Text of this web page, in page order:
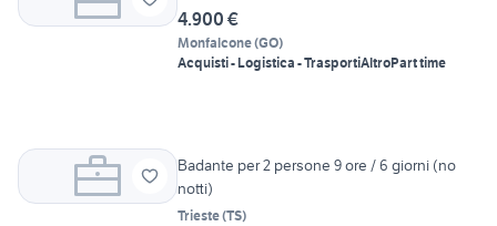
4.900 €
Monfalcone(GO)
Acquisti - Logistica - TrasportiAltroPart time
Badante per 2 persone 9 ore / 6 giorni (no
notti)
Trieste(TS)